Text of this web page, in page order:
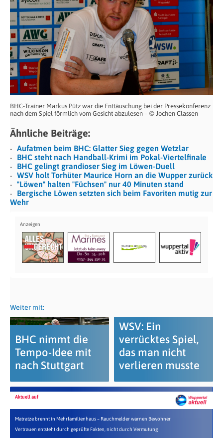
BHC-Trainer Markus Pütz war die Enttäuschung bei der Pressekonferenz
nach dem Spiel förmlich vom Gesicht abzulesen – © Jochen Classen
Ähnliche Beiträge:
Aufatmen beim BHC: Glatter Sieg gegen Wetzlar
BHC steht nach Handball-Krimi im Pokal-Viertelfinale
BHC gelingt grandioser Sieg im Löwen-Duell
WSV holt Torhüter Maurice Horn an die Wupper zurück
"Löwen" halten "Füchsen" nur 40 Minuten stand
Bergische Löwen setzten sich beim Favoriten mutig zur
Wehr
Weiter mit:
BHC nimmt die
Tempo-Idee mit
nach Stuttgart
WSV: Ein
verrücktes Spiel,
das man nicht
verlieren musste
Aktuell auf
Matratze brennt in Mehrfamilienhaus – Rauchmelder warnen Bewohner
Vertrauen entsteht durch geprüfte Fakten, nicht durch Vermutung